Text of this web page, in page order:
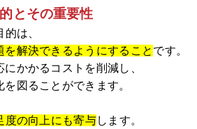
とその重要性
は、
解決できるようにすること です。
かかるコストを削減し、
図ることができます。
度の向上にも寄与します。